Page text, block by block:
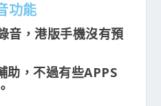
功能
音，港版手機沒有預
助，不過有些APPS